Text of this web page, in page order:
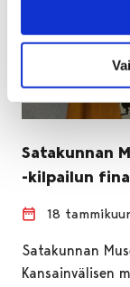
Satakunnan
-kilpailun
18
Satakunnan
Kansainvälisen